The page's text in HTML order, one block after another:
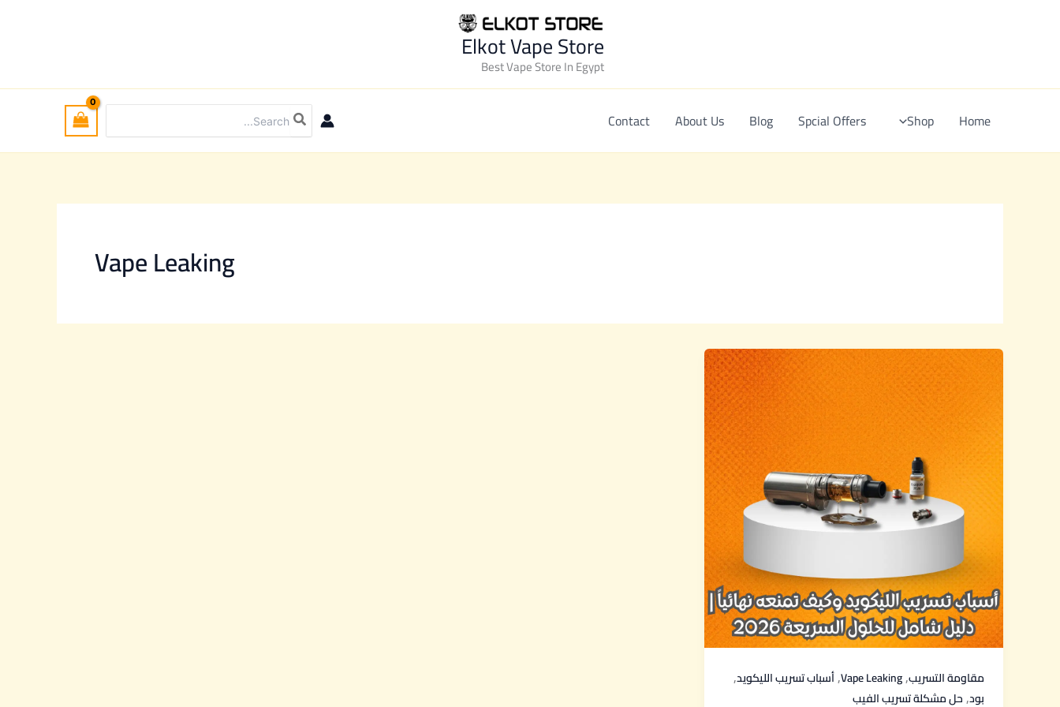
Elkot Vape Store
Best Vape Store In Egypt
Home
Shop
Spcial Offers
Blog
About Us
Contact
Search
for:
Vape Leaking
مقاومة التسريب,
Vape Leaking
,أسباب تسريب الليكويد,
بود,حل مشكلة تسريب الفيب